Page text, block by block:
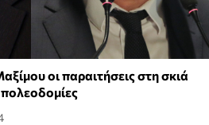
οι παραιτήσεις στη σκιά